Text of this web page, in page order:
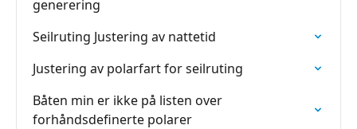
generering
Seilruting Justering av nattetid
Justering av polarfart for seilruting
Båten min er ikke på listen over
forhåndsdefinerte polarer